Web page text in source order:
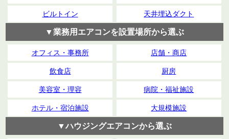
ビルトイン 天井埋込ダクト
▼業務用エアコンを設置場所から選ぶ
オフィス・事務所 店舗・商店
飲食店 厨房
美容室・理容 病院・福祉施設
ホテル・宿泊施設 大規模施設
▼ハウジングエアコンから選ぶ